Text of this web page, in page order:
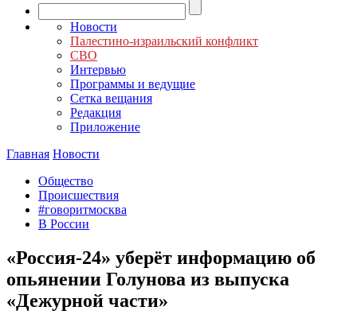
Новости
Палестино-израильский конфликт
СВО
Интервью
Программы и ведущие
Сетка вещания
Редакция
Приложение
Главная Новости
Общество
Происшествия
#говоритмосква
В России
«Россия-24» уберёт информацию об
опьянении Голунова из выпуска
«Дежурной части»